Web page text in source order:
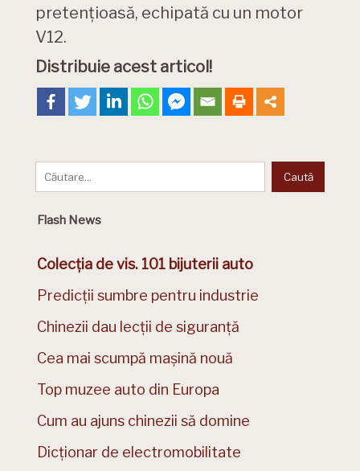
pretențioasă, echipată cu un motor
V12.
Distribuie acest articol!
Flash News
Colecția de vis. 101 bijuterii auto
Predicții sumbre pentru industrie
Chinezii dau lecții de siguranță
Cea mai scumpă mașină nouă
Top muzee auto din Europa
Cum au ajuns chinezii să domine
Dicționar de electromobilitate